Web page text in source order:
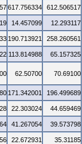
617.756334 612.506517
14.457099 12.293117
190.713921 258.260561
113.814988 65.157325
62.50700 70.69100
171.342001 196.499689
22.303024 44.659469
41.267054 39.573798
22.672931 35.31185